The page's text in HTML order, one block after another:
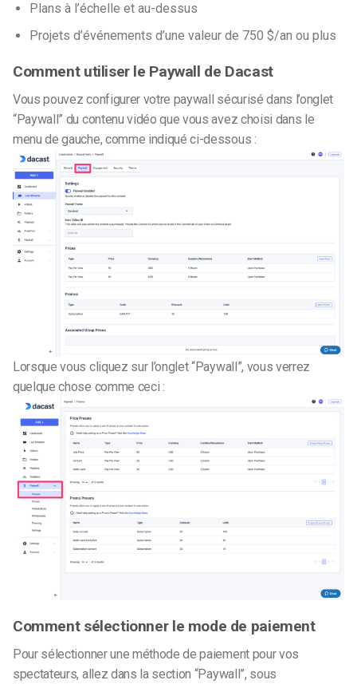
Plans à l’échelle et au-dessus
Projets d’événements d’une valeur de 750 $/an ou plus
Comment utiliser le Paywall de Dacast
Vous pouvez configurer votre paywall sécurisé dans l’onglet
“Paywall” du contenu vidéo que vous avez choisi dans le
menu de gauche, comme indiqué ci-dessous :
Lorsque vous cliquez sur l’onglet “Paywall”, vous verrez
quelque chose comme ceci :
Comment sélectionner le mode de paiement
Pour sélectionner une méthode de paiement pour vos
spectateurs, allez dans la section “Paywall”, sous